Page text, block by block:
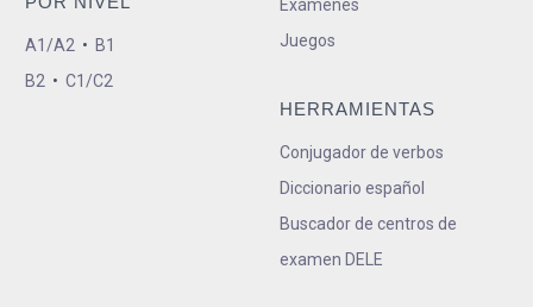
A1/A2 • B1
B2 • C1/C2
Exámenes
Juegos
HERRAMIENTAS
Conjugador de verbos
Diccionario español
Buscador de centros de
examen DELE